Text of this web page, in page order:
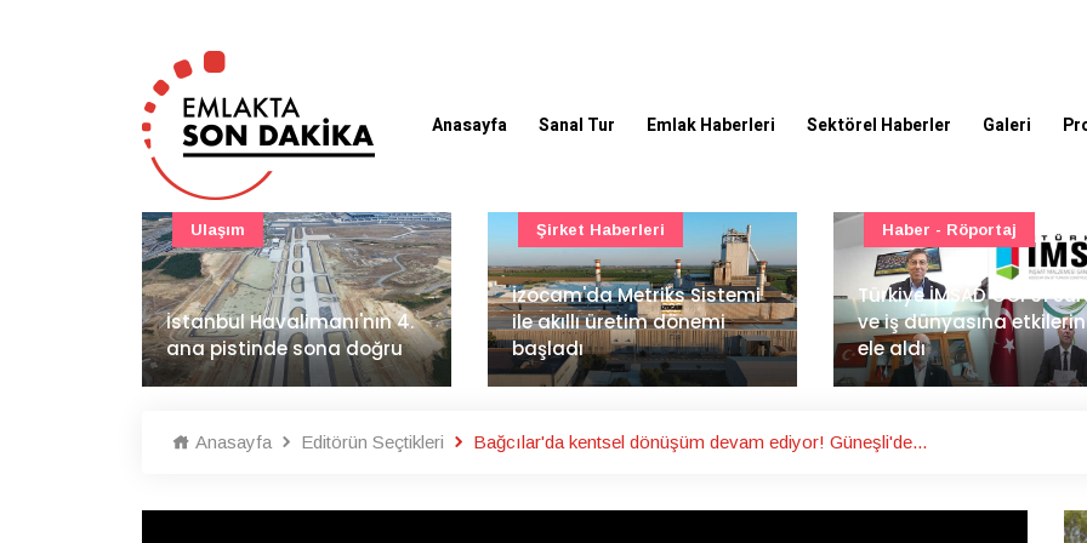
Anasayfa Sanal Tur Emlak Haberleri Sektörel Haberler Galeri
İstanbul Havalimanı'nın 4.
ana pistinde sona doğru
Ulaşım
İzocam'da Metriks Sistemi
ile akıllı üretim dönemi
başladı
Şirket Haberleri
Türkiye İMSAD COP31
ve iş dünyasına
ele aldı
Haber - Röportaj
Anasayfa Editörün Seçtikleri Bağcılar'da kentsel dönüşüm devam ediyor! Güneşli'de...